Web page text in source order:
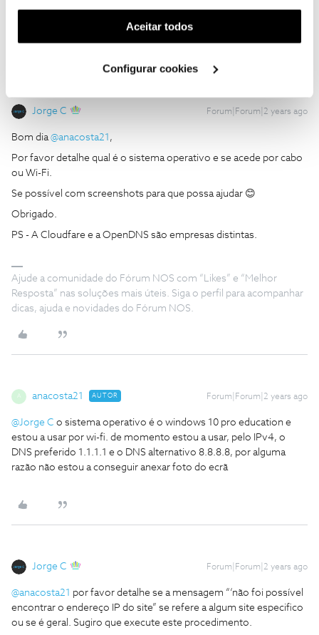
funcionalidade) e adaptar anúncios aos seus interesses
(cookies de publicidade personalizada). Pode gerir a
utilização dos cookies clicando em "Configurar
Aceitar todos
Configurar cookies
não funcionar
Jorge C Forum|Forum|2 years ago
Bom dia@anacosta21 ,
Por favor detalhe qual é o sistema operativo e se acede por cabo
ou Wi-Fi.
Se possível com screenshots para que possa ajudar 😊
Obrigado.
PS - A Cloudfare e a OpenDNS são empresas distintas.
Ajude a comunidade do Fórum NOS com “Likes” e “Melhor
Resposta” nas soluções mais úteis. Siga o perfil para acompanhar
dicas, ajuda e novidades do Fórum NOS.
A anacosta21 AUTOR Forum|Forum|2 years ago
@Jorge C o sistema operativo é o windows 10 pro education e
estou a usar por wi-fi. de momento estou a usar, pelo IPv4, o
DNS preferido 1.1.1.1 e o DNS alternativo 8.8.8.8, por alguma
razão não estou a conseguir anexar foto do ecrã
Jorge C Forum|Forum|2 years ago
@anacosta21 por favor detalhe se a mensagem “‘não foi possível
encontrar o endereço IP do site” se refere a algum site especifico
ou se é geral. Sugiro que execute este procedimento.